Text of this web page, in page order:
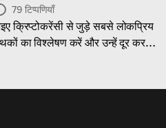
79 टिप्पणियाँ
क्रिप्टोकरेंसी से जुड़े सबसे लोकप्रिय
का विश्लेषण करें और उन्हें दूर करने